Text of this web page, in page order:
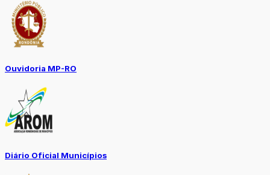
Ouvidoria MP-RO
Diário Oficial Municípios